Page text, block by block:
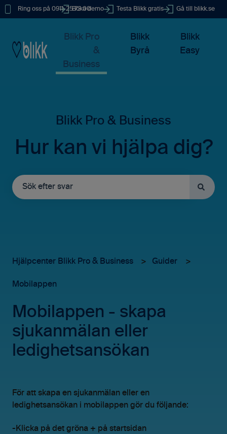
Ring oss på 0911-25 73 00
Boka demo Testa Blikk gratis Gå till blikk.se
Blikk Pro
&
Business
Blikk
Byrå
Blikk
Easy
Hur kan vi hjälpa dig?
Hjälpcenter Blikk Pro & Business Guider
Mobilappen
Mobilappen - skapa
sjukanmälan eller
ledighetsansökan
För att skapa en sjukanmälan eller en
ledighetsansökan i mobilappen gör du följande:
-Klicka på det gröna + på startsidan